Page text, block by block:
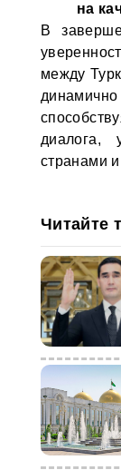
на
В
между
странами
Читайте